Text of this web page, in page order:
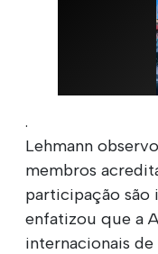
.
Lehmann
membros
participação são
enfatizou que a
internacionais